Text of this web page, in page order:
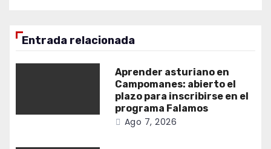
Entrada relacionada
Aprender asturiano en
Campomanes: abierto el
plazo para inscribirse en el
programa Falamos
Ago 7, 2026